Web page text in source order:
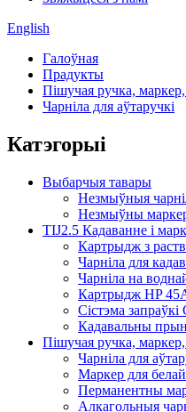
English
Галоўная
Прадукты
Пішучая ручка, маркер,
Чарніла для аўтаручкі
Катэгорыі
Выбарчыя тавары
Незмыўныя
Незмыўны
TIJ2.5 Кадаванне і
Картрыдж з
Чарніла для
Чарніла на
Картрыдж HP
Сістэма запраўкі
Кадавальны
Пішучая ручка, маркер,
Чарніла для
Маркер для
Перманентны
Алкагольныя